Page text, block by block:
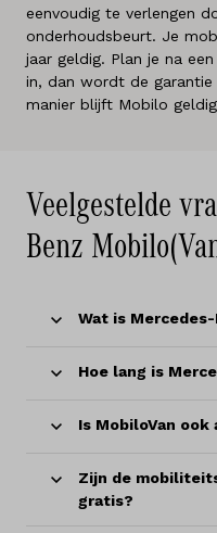
eenvoudig te verlengen
onderhoudsbeurt. Je
jaar geldig. Plan je na
in, dan wordt de garantie
manier blijft Mobilo
Veelgestelde
Benz
Wat is
Hoe lang is
Is MobiloVan
Zijn de
gratis?